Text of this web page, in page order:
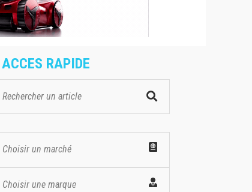
ACCES RAPIDE
Choisir un marché
Choisir une marque